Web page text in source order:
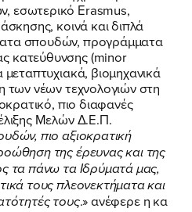
εσωτερικό Erasmus,
κοινά και διπλά
σπουδών, προγράμματα
κατεύθυνσης (minor
βιομηχανικά
των νέων τεχνολογιών στη
πιο διαφανές
Μελών Δ.Ε.Π.
πιο αξιοκρατική
της έρευνας και της
τα πάνω τα Ιδρύματά μας,
τους πλεονεκτήματα και
τους.» ανέφερε η κα